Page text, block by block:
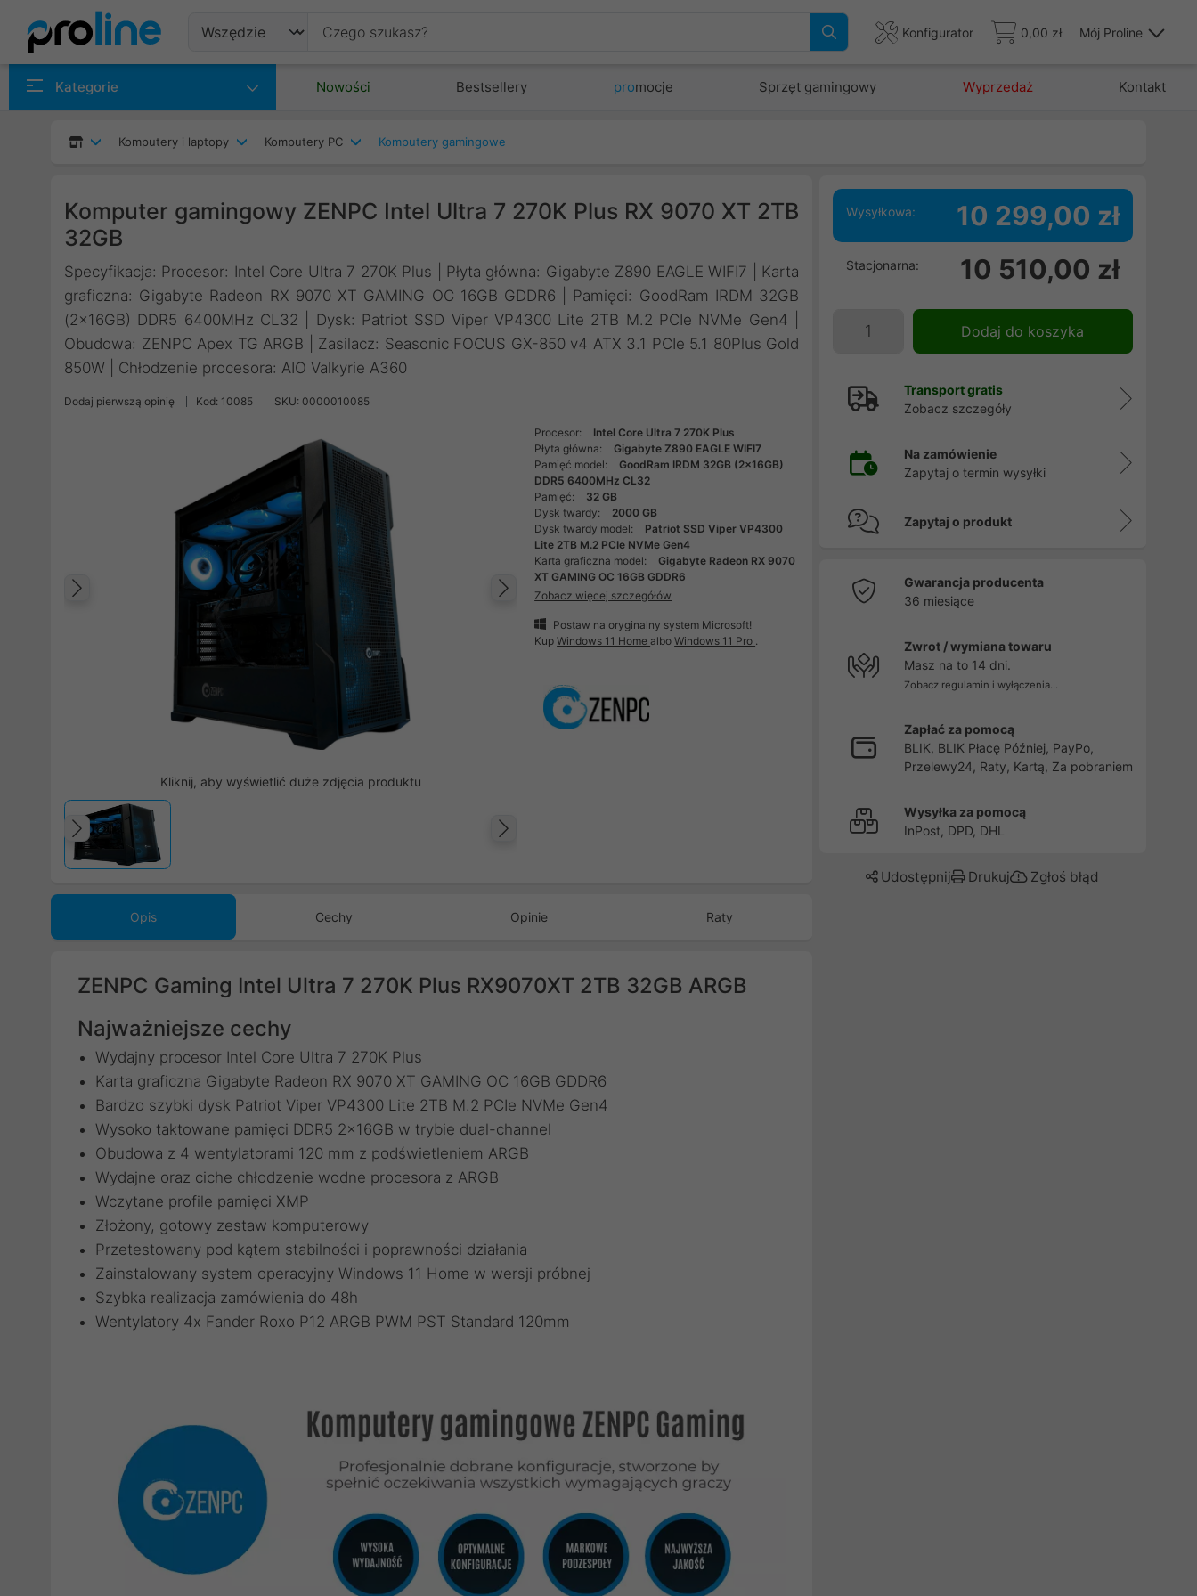
Konfigurator 0,00 zł Mój Proline
Kategorie Nowości Bestsellery promocje Sprzęt gamingowy Wyprzedaż Kontakt
Komputery i laptopy Komputery PC Komputery gamingowe
Komputer gamingowy ZENPC Intel Ultra 7 270K Plus RX 9070 XT 2TB
32GB
Specyfikacja: Procesor: Intel Core Ultra 7 270K Plus | Płyta główna: Gigabyte Z890 EAGLE WIFI7 | Karta
graficzna: Gigabyte Radeon RX 9070 XT GAMING OC 16GB GDDR6 | Pamięci: GoodRam IRDM 32GB
(2x16GB) DDR5 6400MHz CL32 | Dysk: Patriot SSD Viper VP4300 Lite 2TB M.2 PCIe NVMe Gen4 |
Obudowa: ZENPC Apex TG ARGB | Zasilacz: Seasonic FOCUS GX-850 v4 ATX 3.1 PCIe 5.1 80Plus Gold
850W | Chłodzenie procesora: AIO Valkyrie A360
Dodaj pierwszą opinię Kod: 10085 SKU: 0000010085
Następny
Poprzedni
Kliknij, aby wyświetlić duże zdjęcia produktu
Poprzedni
Procesor:
Intel Core Ultra 7 270K Plus
Płyta główna:
Gigabyte Z890 EAGLE WIFI7
Pamięć model:
GoodRam IRDM 32GB (2x16GB)
DDR5 6400MHz CL32
Pamięć:
32 GB
Dysk twardy:
2000 GB
Dysk twardy model:
Patriot SSD Viper VP4300
Lite 2TB M.2 PCIe NVMe Gen4
Karta graficzna model:
Gigabyte Radeon RX 9070
XT GAMING OC 16GB GDDR6
Zobacz więcej szczegółów
Postaw na oryginalny system Microsoft!
KupWindows 11 HomealboWindows 11 Pro .
Opis Cechy Opinie Raty
ZENPC Gaming Intel Ultra 7 270K Plus RX9070XT 2TB 32GB ARGB
Najważniejsze cechy
Wydajny procesor Intel Core Ultra 7 270K Plus
Karta graficzna Gigabyte Radeon RX 9070 XT GAMING OC 16GB GDDR6
Bardzo szybki dysk Patriot Viper VP4300 Lite 2TB M.2 PCIe NVMe Gen4
Wysoko taktowane pamięci DDR5 2x16GB w trybie dual-channel
Obudowa z 4 wentylatorami 120 mm z podświetleniem ARGB
Wydajne oraz ciche chłodzenie wodne procesora z ARGB
Wczytane profile pamięci XMP
Złożony, gotowy zestaw komputerowy
Przetestowany pod kątem stabilności i poprawności działania
Zainstalowany system operacyjny Windows 11 Home w wersji próbnej
Szybka realizacja zamówienia do 48h
Wentylatory 4x Fander Roxo P12 ARGB PWM PST Standard 120mm
Wysyłkowa: 10 299,00 zł
Stacjonarna: 10 510,00 zł
Dodaj do koszyka
Transport gratis
Zobacz szczegóły
Na zamówienie
Zapytaj o termin wysyłki
Zapytaj o produkt
Gwarancja producenta
36 miesiące
Zwrot / wymiana towaru
Masz na to 14 dni.
Zobacz regulamin i wyłączenia...
Zapłać za pomocą
BLIK, BLIK Płacę Później, PayPo,
Przelewy24, Raty, Kartą, Za pobraniem
Wysyłka za pomocą
InPost, DPD, DHL
Udostępnij Drukuj Zgłoś błąd